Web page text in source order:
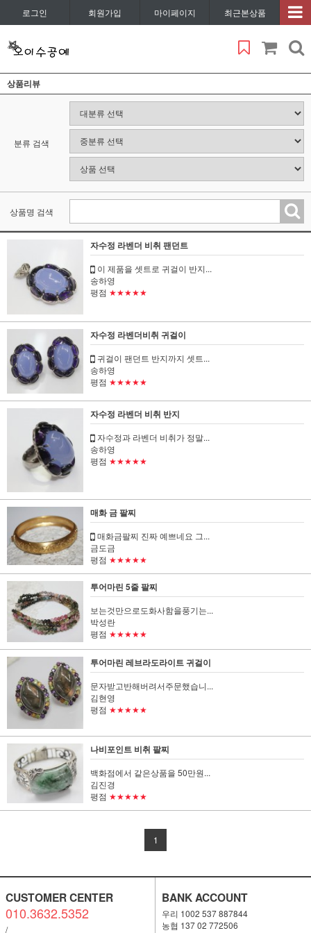
로그인 회원가입 마이페이지 최근본상품
상품리뷰
분류 검색
상품명 검색
자수정 라벤더 비취 팬던트
이 제품을 셋트로 귀걸이 반지...
송하영
평점 ★★★★★
자수정 라벤더비취 귀걸이
귀걸이 팬던트 반지까지 셋트...
송하영
평점 ★★★★★
자수정 라벤더 비취 반지
자수정과 라벤더 비취가 정말...
송하영
평점 ★★★★★
매화 금 팔찌
매화금팔찌 진짜 예쁘네요 그...
금도금
평점 ★★★★★
투어마린 5줄 팔찌
보는것만으로도화사함을풍기는...
박성란
평점 ★★★★★
투어마린 레브라도라이트 귀걸이
문자받고반해버려서주문했습니...
김현영
평점 ★★★★★
나비포인트 비취 팔찌
백화점에서 같은상품을 50만원...
김진경
평점 ★★★★★
1
CUSTOMER CENTER
010.3632.5352
/
BANK ACCOUNT
우리 1002 537 887844
농협 137 02 772506